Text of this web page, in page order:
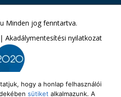
Minden jog fenntartva.
| Akadálymentesítési nyilatkozat
hogy a honlap felhasználói
sütiket alkalmazunk. A